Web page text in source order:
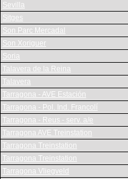
Sevilla
Sitges
Son Parc Mercadal
Son Xoriguer
Soria
Talavera de la Reina
Talavera
Tarragona - AVE Estación
Tarragona - Pol. Ind. Francolí
Tarragona - Reus - serv. a/e
Tarragona AVE Treinstation
Tarragona Treinstation
Tarragona Treinstation
Tarragona Vliegveld